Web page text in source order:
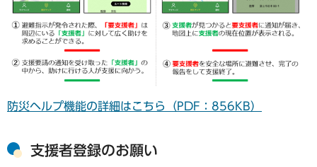
防災ヘルプ機能の詳細はこちら（PDF：856KB）
支援者登録のお願い